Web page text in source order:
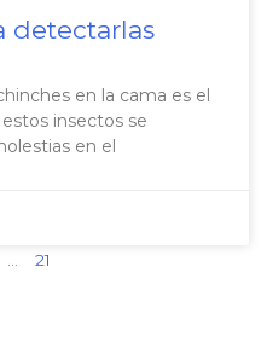
detectarlas
en la cama es el
insectos se
en el
21